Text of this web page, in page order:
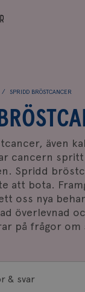
SPRIDD BRÖSTCANCER
även
cancern
Spridd
att bota.
oss nya
överlevnad
på frågor om